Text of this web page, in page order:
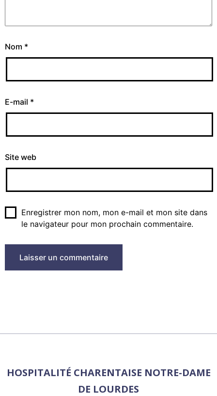
Nom *
E-mail *
Site web
Enregistrer mon nom, mon e-mail et mon site dans
le navigateur pour mon prochain commentaire.
HOSPITALITÉ CHARENTAISE NOTRE-DAME
DE LOURDES